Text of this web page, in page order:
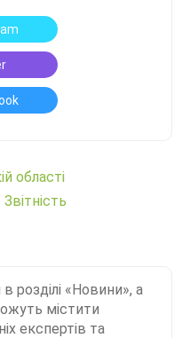
області
Звітність
розділі «Новини», а
містити
експертів та